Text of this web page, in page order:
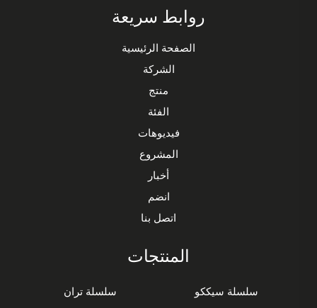
روابط سريعة
الصفحة الرئيسية
الشركة
منتج
الفئة
فيديوهات
المشروع
أخبار
انضم
اتصل بنا
المنتجات
سلسلة سيككو
سلسلة تران